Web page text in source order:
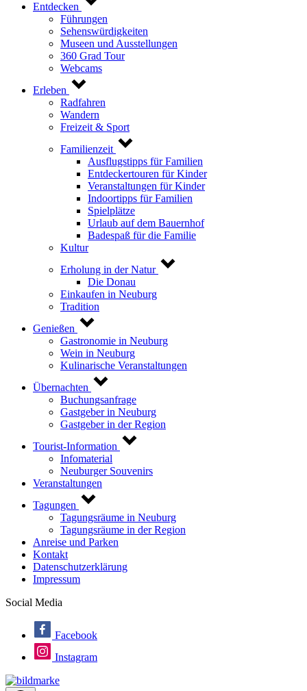
Entdecken
Führungen
Sehenswürdigkeiten
Museen und Ausstellungen
360 Grad Tour
Webcams
Erleben
Radfahren
Wandern
Freizeit & Sport
Familienzeit
Ausflugstipps für Familien
Entdeckertouren für Kinder
Veranstaltungen für Kinder
Indoortipps für Familien
Spielplätze
Urlaub auf dem Bauernhof
Badespaß für die Familie
Kultur
Erholung in der Natur
Die Donau
Einkaufen in Neuburg
Tradition
Genießen
Gastronomie in Neuburg
Wein in Neuburg
Kulinarische Veranstaltungen
Übernachten
Buchungsanfrage
Gastgeber in Neuburg
Gastgeber in der Region
Tourist-Information
Infomaterial
Neuburger Souvenirs
Veranstaltungen
Tagungen
Tagungsräume in Neuburg
Tagungsräume in der Region
Anreise und Parken
Kontakt
Datenschutzerklärung
Impressum
Social Media
Facebook
Instagram